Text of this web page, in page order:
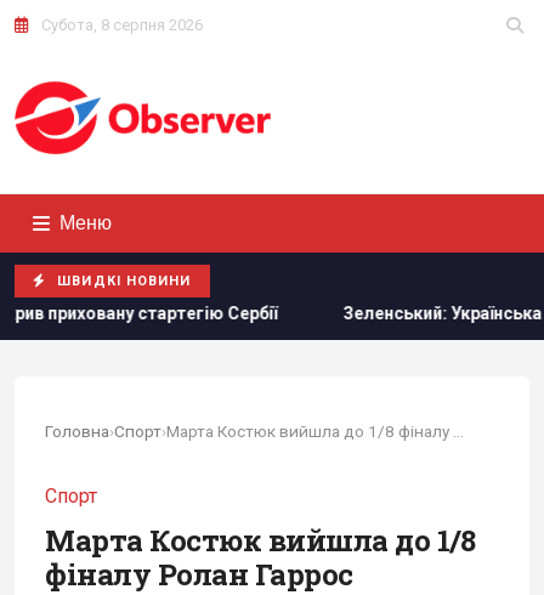
Субота, 8 серпня 2026
Меню
ШВИДКІ НОВИНИ
Сербії Зеленський: Українська оборонка може
Головна›Спорт›
Спорт
Марта Костюк вийшла до 1/8
фіналу Ролан Гаррос